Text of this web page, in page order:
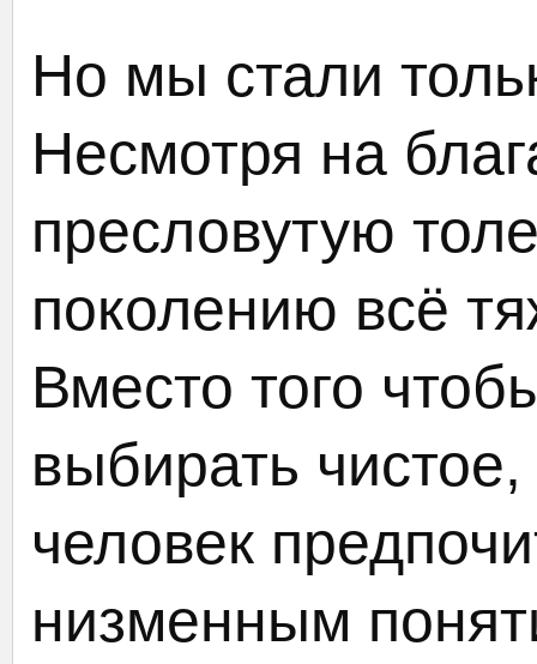
Но мы стали
Несмотря на
пресловутую
поколению всё
Вместо того
выбирать
человек
низменным